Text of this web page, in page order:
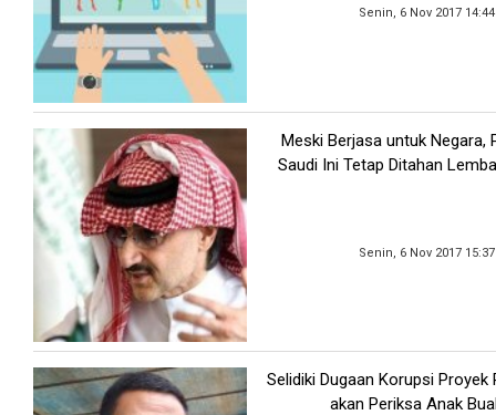
Senin, 6 Nov 2017
Meski Berjasa untuk Negara,
Saudi Ini Tetap Ditahan
Senin, 6 Nov 2017
Selidiki Dugaan Korupsi Proyek
akan Periksa Anak